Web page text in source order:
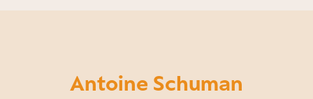
Antoine Schuman